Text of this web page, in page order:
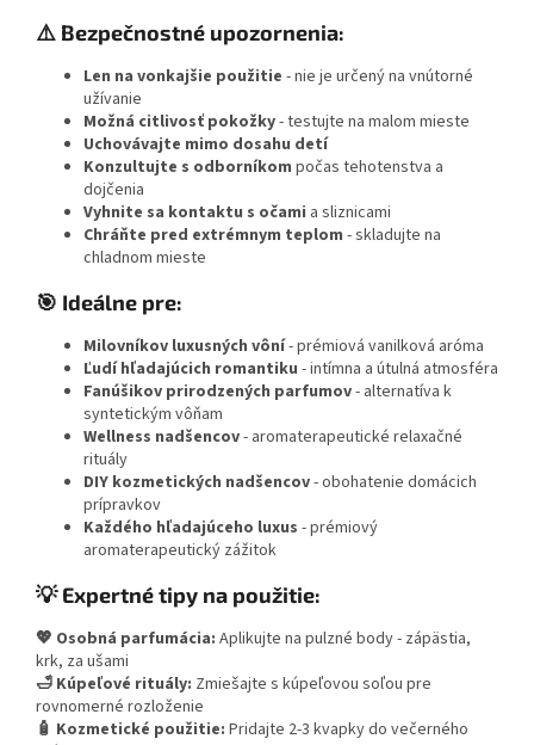
⚠️ Bezpečnostné upozornenia:
Len na vonkajšie použitie - nie je určený na vnútorné
užívanie
Možná citlivosť pokožky- testujte na malom mieste
Uchovávajte mimo dosahu detí
Konzultujte s odborníkom počas tehotenstva a
dojčenia
Vyhnite sa kontaktu s očami a sliznicami
Chráňte pred extrémnym teplom - skladujte na
chladnom mieste
🎯 Ideálne pre:
Milovníkov luxusných vôní- prémiová vanilková aróma
Ľudí hľadajúcich romantiku - intímna a útulná atmosféra
Fanúšikov prirodzených parfumov- alternatíva k
syntetickým vôňam
Wellness nadšencov- aromaterapeutické relaxačné
rituály
DIY kozmetických nadšencov- obohatenie domácich
prípravkov
Každého hľadajúceho luxus - prémiový
aromaterapeutický zážitok
💡 Expertné tipy na použitie:
💖 Osobná parfumácia: Aplikujte na pulzné body - zápästia,
krk, za ušami
🛁 Kúpeľové rituály: Zmiešajte s kúpeľovou soľou pre
rovnomerné rozloženie
🧴 Kozmetické použitie: Pridajte 2-3 kvapky do večerného